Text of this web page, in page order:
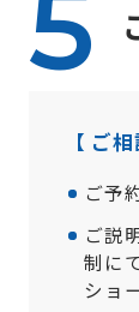
【 ご
ご予
ご説
制に
ショ